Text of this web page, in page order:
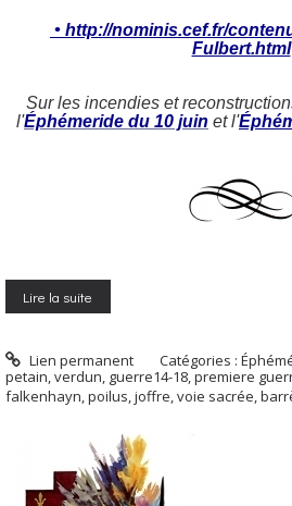
• http://nominis.cef.fr/
Fulbert.html
Sur les incendies et
l'Éphémeride du 10 juin et l'
Lire la suite
Lien permanent Catégories :
petain,verdun, guerre14-18,premiere
falkenhayn,poilus,joffre,voie sacrée,